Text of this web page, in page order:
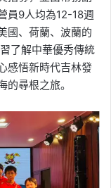
員9人均為12-18週
國、荷蘭、波蘭的
了解中華優秀傳統
感悟新時代吉林發
尋根之旅。